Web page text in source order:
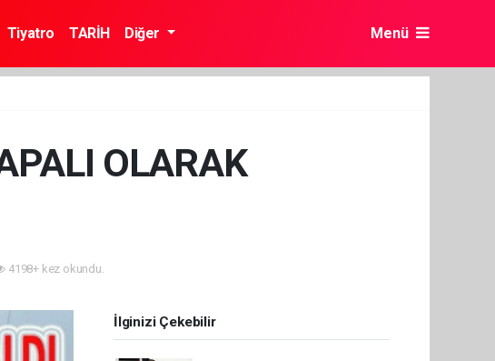
Tiyatro TARİH Diğer Menü
OLARAK
4198+ kez okundu.
İlginizi Çekebilir